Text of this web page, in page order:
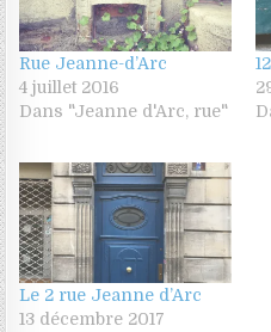
Rue Jeanne-d’Arc
4 juillet 2016
Dans "Jeanne d'Arc, rue"
Le 2 rue Jeanne d’Arc
13 décembre 2017